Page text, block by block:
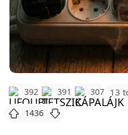
392 391 307 13
1436